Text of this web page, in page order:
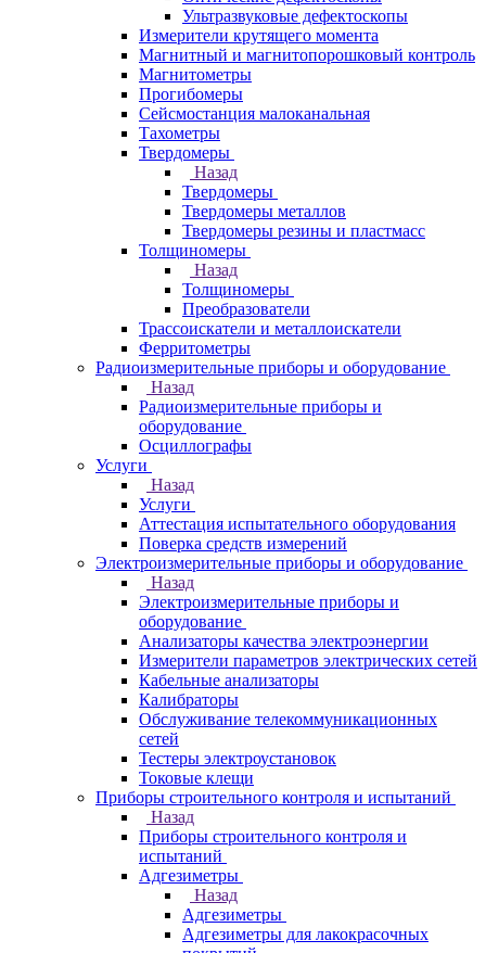
Ультразвуковые дефектоскопы
Измерители крутящего момента
Магнитный и магнитопорошковый контроль
Магнитометры
Прогибомеры
Сейсмостанция малоканальная
Тахометры
Твердомеры
Назад
Твердомеры
Твердомеры металлов
Твердомеры резины и пластмасс
Толщиномеры
Назад
Толщиномеры
Преобразователи
Трассоискатели и металлоискатели
Ферритометры
Радиоизмерительные приборы и оборудование
Назад
Радиоизмерительные приборы и
оборудование
Осциллографы
Услуги
Назад
Услуги
Аттестация испытательного оборудования
Поверка средств измерений
Электроизмерительные приборы и оборудование
Назад
Электроизмерительные приборы и
оборудование
Анализаторы качества электроэнергии
Измерители параметров электрических сетей
Кабельные анализаторы
Калибраторы
Обслуживание телекоммуникационных
сетей
Тестеры электроустановок
Токовые клещи
Приборы строительного контроля и испытаний
Назад
Приборы строительного контроля и
испытаний
Адгезиметры
Назад
Адгезиметры
Адгезиметры для лакокрасочных